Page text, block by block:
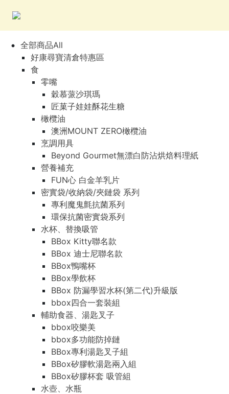
全部商品All
好康尋寶清倉特惠區
食
零嘴
穀慕蒎沙琪瑪
匠菓子娃娃酥花生糖
橄欖油
澳洲MOUNT ZERO橄欖油
烹調用具
Beyond Gourmet無漂白防沾烘焙料理紙
營養補充
FUN心 白金羊乳片
密實袋/收納袋/夾鏈袋 系列
專利魔鬼氈抗菌系列
環保抗菌密實袋系列
水杯、替換吸管
BBox Kitty聯名款
BBox 迪士尼聯名款
BBox鴨嘴杯
BBox學飲杯
BBox 防漏學習水杯(第二代)升級版
bbox四合一套裝組
輔助食器、湯匙叉子
bbox咬樂美
bbox多功能防掉鏈
BBox專利湯匙叉子組
BBox矽膠軟湯匙兩入組
BBox矽膠杯套 吸管組
水壺、水瓶